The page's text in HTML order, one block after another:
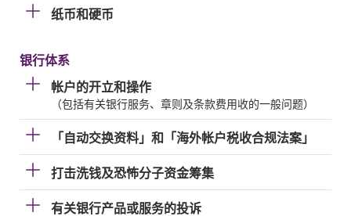
纸币和硬币
银行体系
帐户的开立和操作
（包括有关银行服务、章则及条款费用收的一般问题）
「自动交换资料」和「海外帐户税收合规法案」
打击洗钱及恐怖分子资金筹集
有关银行产品或服务的投诉